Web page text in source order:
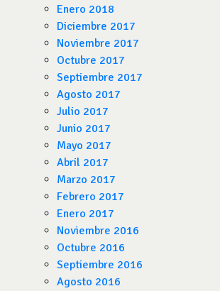
Enero 2018
Diciembre 2017
Noviembre 2017
Octubre 2017
Septiembre 2017
Agosto 2017
Julio 2017
Junio 2017
Mayo 2017
Abril 2017
Marzo 2017
Febrero 2017
Enero 2017
Noviembre 2016
Octubre 2016
Septiembre 2016
Agosto 2016